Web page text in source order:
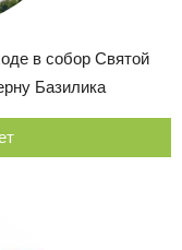
в собор Святой
Базилика